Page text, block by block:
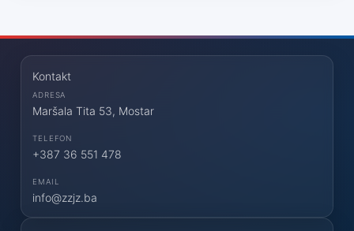
Kontakt
ADRESA
Maršala Tita 53, Mostar
TELEFON
+387 36 551 478
EMAIL
info@zzjz.ba